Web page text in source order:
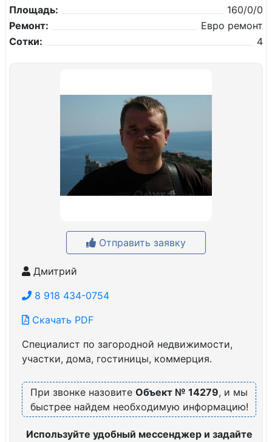
Площадь:
160/0/0
Ремонт:
Евро ремонт
Сотки:
4
Отправить заявку
Дмитрий
8 918 434-0754
Скачать PDF
Специалист по загородной недвижимости,
участки, дома, гостиницы, коммерция.
При звонке назовите Объект № 14279, и мы
быстрее найдем необходимую информацию!
Используйте удобный мессенджер и задайте